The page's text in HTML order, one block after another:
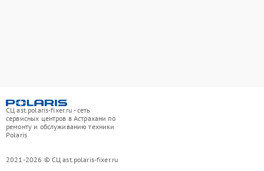
СЦ ast.polaris-fixer.ru - сеть
сервисных центров в Астрахани по
ремонту и обслуживанию техники
Polaris
2021-2026 © СЦ ast.polaris-fixer.ru